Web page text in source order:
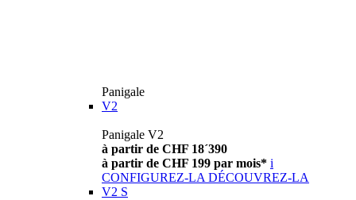
Panigale
V2
Panigale V2
à partir de CHF 18´390
à partir de CHF 199 par mois* i
CONFIGUREZ-LA DÉCOUVREZ-LA
V2 S